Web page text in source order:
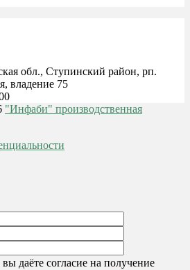
обл., Ступинский район, рп.
владение 75
"Инфаби" производственная
даёте согласие на получение